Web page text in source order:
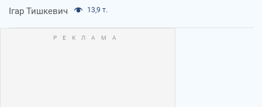
Ігар Тишкевич 13,9 т.